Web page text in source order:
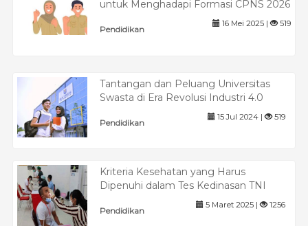
untuk Menghadapi Formasi CPNS 2026
Pendidikan
16 Mei 2025 | 519
Tantangan dan Peluang Universitas
Swasta di Era Revolusi Industri 4.0
Pendidikan
15 Jul 2024 | 519
Kriteria Kesehatan yang Harus
Dipenuhi dalam Tes Kedinasan TNI
Pendidikan
5 Maret 2025 | 1256